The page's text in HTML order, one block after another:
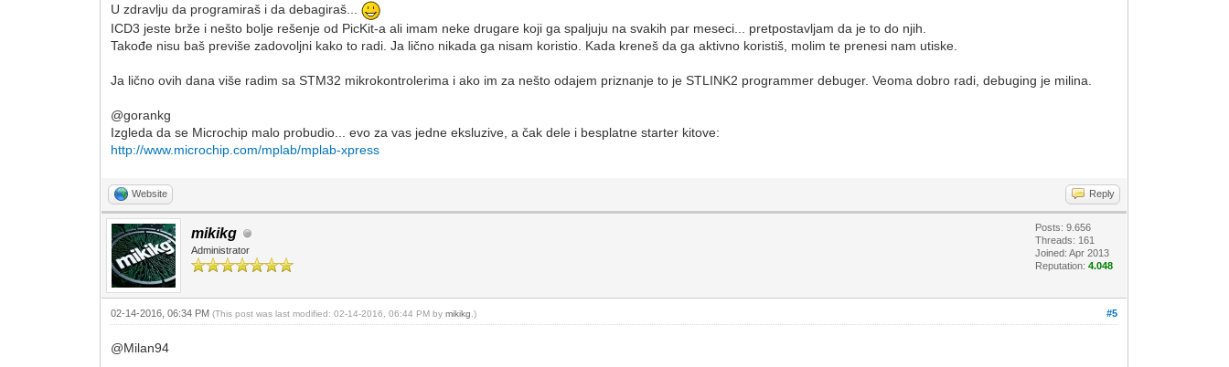
U zdravlju da programiraš i da debagiraš...
ICD3 jeste brže i nešto bolje rešenje od PicKit-a ali imam neke drugare koji ga spaljuju na svakih par meseci... pretpostavljam da je to do njih.
Takođe nisu baš previše zadovoljni kako to radi. Ja lično nikada ga nisam koristio. Kada kreneš da ga aktivno koristiš, molim te prenesi nam utiske.
Ja lično ovih dana više radim sa STM32 mikrokontrolerima i ako im za nešto odajem priznanje to je STLINK2 programmer debuger. Veoma dobro radi, debuging je milina.
@gorankg
Izgleda da se Microchip malo probudio... evo za vas jedne eksluzive, a čak dele i besplatne starter kitove:
http://www.microchip.com/mplab/mplab-xpress
Website Reply
mikikg
Administrator
Posts: 9.656
Threads: 161
Joined: Apr 2013
Reputation:4.048
#5
02-14-2016, 06:34 PM(This post was last modified: 02-14-2016, 06:44 PM bymikikg .)
@Milan94